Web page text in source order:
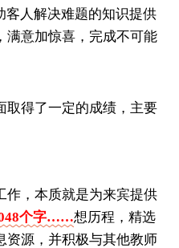
客人解决难题的知识提供
满意加惊喜，完成不可能
取得了一定的成绩，主要
作，本质就是为来宾提供
个字……想历程，精选
资源，并积极与其他教师